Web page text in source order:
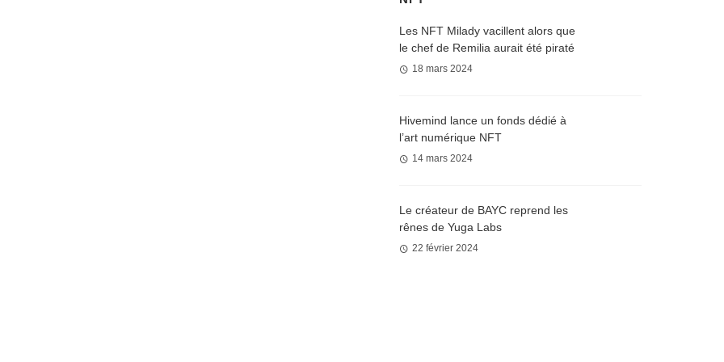
Les NFT Milady vacillent alors que
le chef de Remilia aurait été piraté
18 mars 2024
Hivemind lance un fonds dédié à
l’art numérique NFT
14 mars 2024
Le créateur de BAYC reprend les
rênes de Yuga Labs
22 février 2024